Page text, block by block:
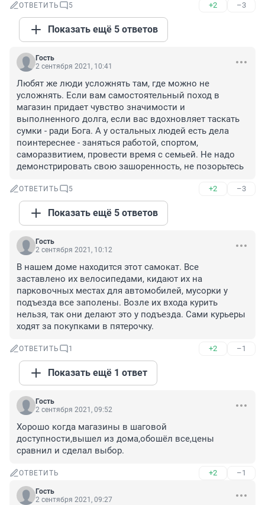
ОТВЕТИТЬ 5 +2 –3
Показать ещё 5 ответов
Гость
2 сентября 2021, 10:41
Любят же люди усложнять там, где можно не
усложнять. Если вам самостоятельный поход в
магазин придает чувство значимости и
выполненного долга, если вас вдохновляет таскать
сумки - ради Бога. А у остальных людей есть дела
поинтереснее - заняться работой, спортом,
саморазвитием, провести время с семьей. Не надо
демонстрировать свою зашоренность, не позорьтесь
ОТВЕТИТЬ 5 +2 –3
Показать ещё 5 ответов
Гость
2 сентября 2021, 10:12
В нашем доме находится этот самокат. Все
заставлено их велосипедами, кидают их на
парковочных местах для автомобилей, мусорки у
подъезда все заполены. Возле их входа курить
нельзя, так они делают это у подъезда. Сами курьеры
ходят за покупками в пятерочку.
ОТВЕТИТЬ 1 +2 –1
Показать ещё 1 ответ
Гость
2 сентября 2021, 09:52
Хорошо когда магазины в шаговой
доступности,вышел из дома,обошёл все,цены
сравнил и сделал выбор.
ОТВЕТИТЬ +2 –1
Гость
2 сентября 2021, 09:27